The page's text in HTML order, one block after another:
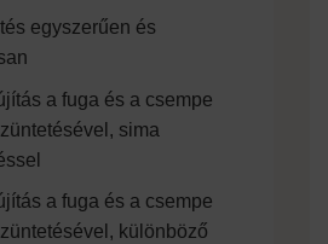
egyszerűen és
a fuga és a csempe
sima
a fuga és a csempe
különböző